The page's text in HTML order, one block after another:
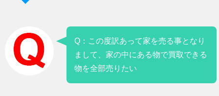
Q：この度訳あって家を売る事となり
まして、家の中にある物で買取できる
物を全部売りたい